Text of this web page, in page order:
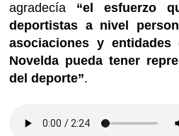
agradecía “el esfuerzo
deportistas a nivel
asociaciones y
Novelda pueda tener
del deporte”.